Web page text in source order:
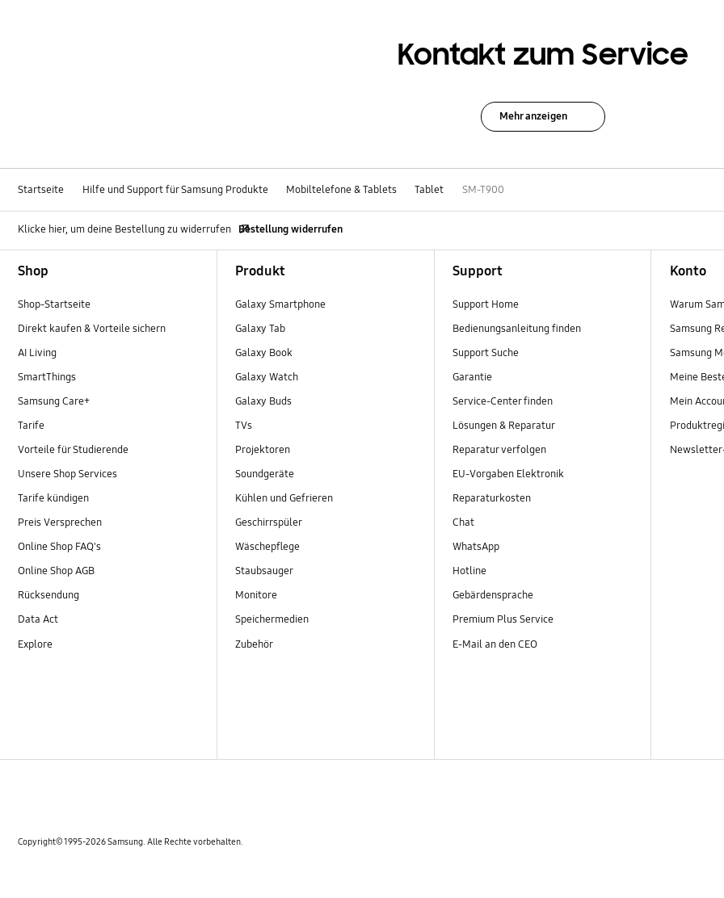
Kontakt zum Service
Mehr anzeigen
Startseite Hilfe und Support für Samsung Produkte Mobiltelefone & Tablets Tablet SM-T900
Klicke hier, um deine Bestellung zu widerrufen Bestellung widerrufen
Shop
Shop-Startseite
Direkt kaufen & Vorteile sichern
AI Living
SmartThings
Samsung Care+
Tarife
Vorteile für Studierende
Unsere Shop Services
Tarife kündigen
Preis Versprechen
Online Shop FAQ's
Online Shop AGB
Rücksendung
Data Act
Explore
Produkt
Galaxy Smartphone
Galaxy Tab
Galaxy Book
Galaxy Watch
Galaxy Buds
TVs
Projektoren
Soundgeräte
Kühlen und Gefrieren
Geschirrspüler
Wäschepflege
Staubsauger
Monitore
Speichermedien
Zubehör
Support
Support Home
Bedienungsanleitung finden
Support Suche
Garantie
Service-Center finden
Lösungen & Reparatur
Reparatur verfolgen
EU-Vorgaben Elektronik
Reparaturkosten
Chat
WhatsApp
Hotline
Gebärdensprache
Premium Plus Service
E-Mail an den CEO
Konto
Warum
Samsung
Samsung
Meine
Mein
Copyright© 1995-2026 Samsung. Alle Rechte vorbehalten.